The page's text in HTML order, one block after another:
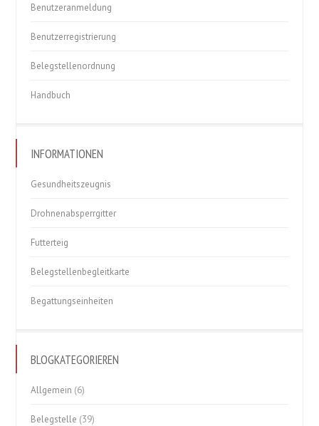
Benutzeranmeldung
Benutzerregistrierung
Belegstellenordnung
Handbuch
INFORMATIONEN
Gesundheitszeugnis
Drohnenabsperrgitter
Futterteig
Belegstellenbegleitkarte
Begattungseinheiten
BLOGKATEGORIEREN
Allgemein (6)
Belegstelle (39)